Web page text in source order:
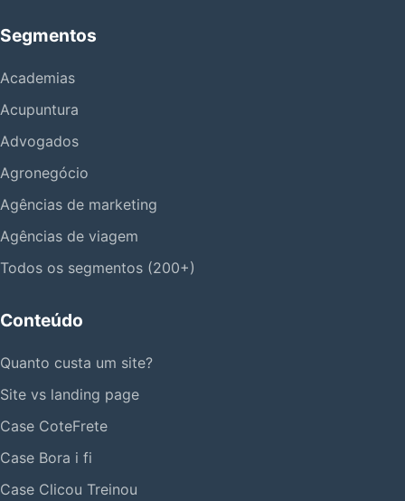
Segmentos
Academias
Acupuntura
Advogados
Agronegócio
Agências de marketing
Agências de viagem
Todos os segmentos (200+)
Conteúdo
Quanto custa um site?
Site vs landing page
Case CoteFrete
Case Bora i fi
Case Clicou Treinou